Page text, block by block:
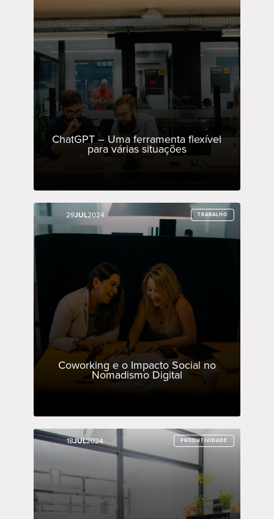
ChatGPT – Uma ferramenta flexível
para várias situações
29JUL2024 TRABALHO
Coworking e o Impacto Social no
Nomadismo Digital
29JUL2024 TRABALHO
18JUL2024 PRODUTIVIDADE
18JUL2024 PRODUTIVIDADE